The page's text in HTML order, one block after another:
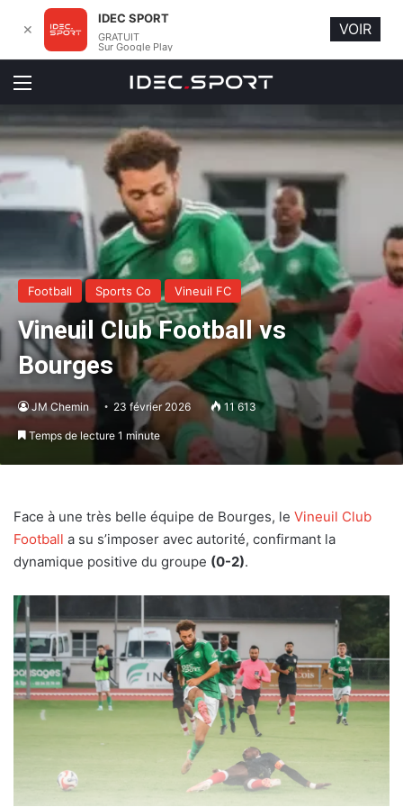
Menu
Football Sports Co Vineuil FC
Vineuil Club Football vs
Bourges
JM Chemin 23 février 2026 11 613
Temps de lecture 1 minute
Face à une très belle équipe de Bourges, le Vineuil Club
Football a su s’imposer avec autorité, confirmant la
dynamique positive du groupe (0-2).
✕
IDEC SPORT
GRATUIT
Sur Google Play
VOIR